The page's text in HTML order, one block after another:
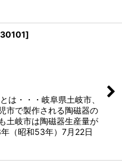
]
は・・・岐阜県土岐市、
市で製作される陶磁器の
土岐市は陶磁器生産量が
（昭和53年）7月22日